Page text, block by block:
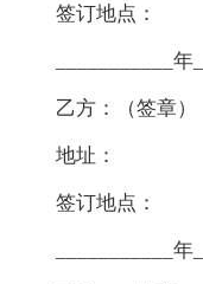
签订地点：
___________
乙方：（签章）
地址：
签订地点：
___________